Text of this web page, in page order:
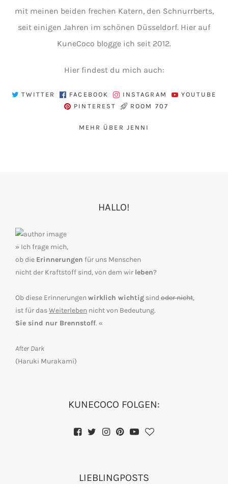
mit meinen beiden frechen Katern, den Schnurrberts,
seit einigen Jahren im schönen Düsseldorf. Hier auf
KuneCoco blogge ich seit 2012.
Hier findest du mich auch:
TWITTER FACEBOOK INSTAGRAM
YOUTUBE
PINTEREST
ROOM 707
MEHR ÜBER JENNI
HALLO!
» Ich frage mich,
ob die Erinnerungen für uns Menschen
nicht der Kraftstoff sind, von dem wir leben?
Ob diese Erinnerungenwirklich wichtig sind oder nicht,
ist für dasWeiterleben nicht von Bedeutung.
Sie sind nur Brennstoff. «
After Dark
(Haruki Murakami)
KUNECOCO FOLGEN:
LIEBLINGPOSTS